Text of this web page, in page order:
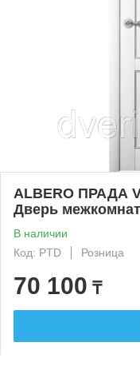
ALBERO ПРАДА
Дверь
В наличии
Код: PTD
Розница
70 100 ₸